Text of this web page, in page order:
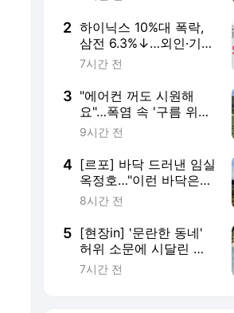
2 하이닉스 10%대 폭락,
삼전 6.3%↓…외인·기관
팔았다(종합)
7시간 전
3 "에어컨 꺼도 시원해
요"…폭염 속 '구름 위의
땅' 안반데기
9시간 전
4 [르포] 바닥 드러낸 임실
옥정호…"이런 바닥은
난생처음"
8시간 전
5 [현장in] '문란한 동네'
허위 소문에 시달린 양
양…올여름 피서객 급증
7시간 전